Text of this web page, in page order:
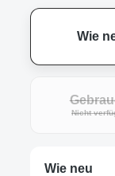
Wie
Nicht
Wie neu